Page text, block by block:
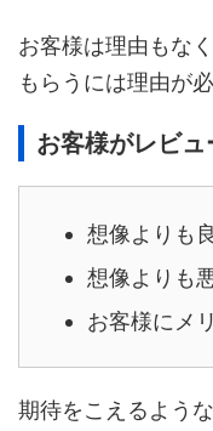
お客様は理由もな
もらうには理由が必
お客様がレビュ
想像よりも
想像よりも
お客様にメ
期待をこえるよう